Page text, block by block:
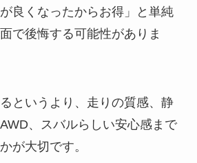
良くなったからお得」と単純
で後悔する可能性がありま
というより、走りの質感、静
、スバルらしい安心感まで
が大切です。